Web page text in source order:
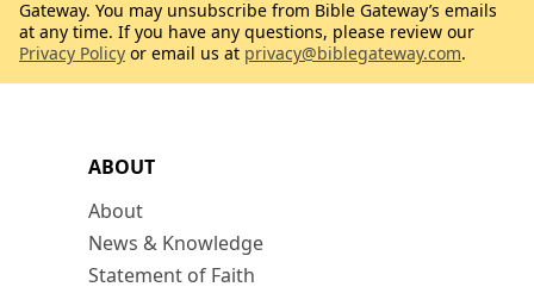
ABOUT
About
News & Knowledge
Statement of Faith
Gateway. You may unsubscribe from Bible Gateway’s emails
at any time. If you have any questions, please review our
Privacy Policy or email us at privacy@biblegateway.com.